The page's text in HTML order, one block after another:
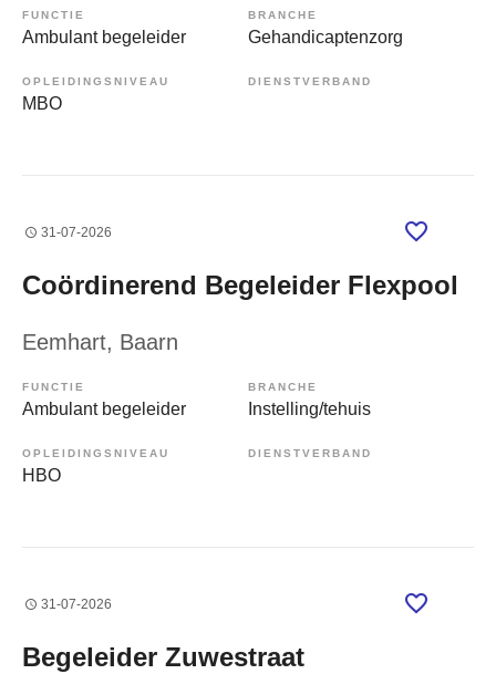
FUNCTIE
Ambulant begeleider
BRANCHE
Gehandicaptenzorg
OPLEIDINGSNIVEAU
MBO
DIENSTVERBAND
31-07-2026
Coördinerend Begeleider Flexpool
Eemhart, Baarn
FUNCTIE
Ambulant begeleider
BRANCHE
Instelling/tehuis
OPLEIDINGSNIVEAU
HBO
DIENSTVERBAND
31-07-2026
Begeleider Zuwestraat